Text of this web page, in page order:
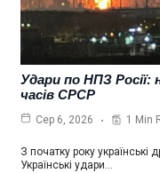
Удари по НПЗ Росії:
часів СРСР
Сер 6, 2026 1 Min
З початку року
Українські удари…